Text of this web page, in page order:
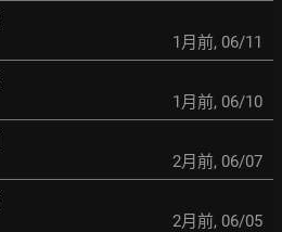
1月前, 06/11
1月前, 06/10
2月前, 06/07
2月前, 06/05